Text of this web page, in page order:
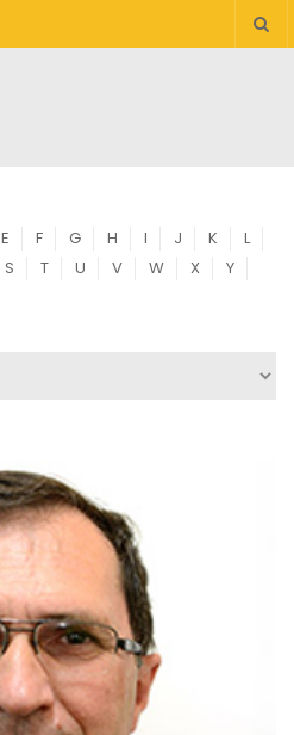
E F G H I J K
L
S T U V W X
Y